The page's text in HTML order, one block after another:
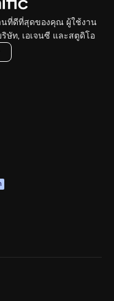
นที่ดีที่สุดของคุณ ผู้ใช้งาน
ษัท, เอเจนซี และสตูดิโอ